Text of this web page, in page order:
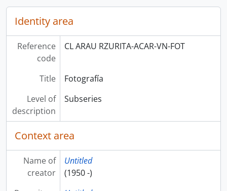
Identity area
Reference
code
CL ARAU RZURITA-ACAR-VN-FOT
Title
Fotografía
Level of
description
Subseries
Context area
Name of
creator
Untitled
(1950 -)